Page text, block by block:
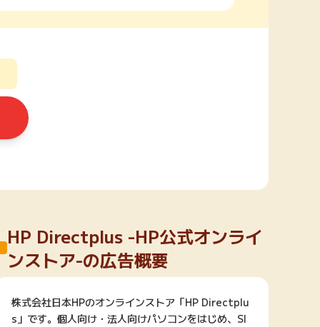
HP Directplus -HP公式オンライ
ンストア-の広告概要
株式会社日本HPのオンラインストア「HP Directplu
s」です。個人向け・法人向けパソコンをはじめ、Sl